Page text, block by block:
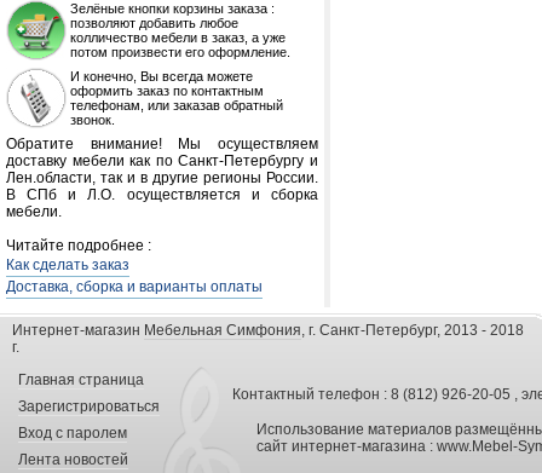
Зелёные кнопки корзины заказа :
позволяют добавить любое
колличество мебели в заказ, а уже
потом произвести его оформление.
И конечно, Вы всегда можете
оформить заказ по контактным
телефонам, или заказав обратный
звонок.
Обратите внимание! Мы осуществляем
доставку мебели как по Санкт-Петербургу и
Лен.области, так и в другие регионы России.
В СПб и Л.О. осуществляется и сборка
мебели.
Читайте подробнее :
Как сделать заказ
Доставка, сборка и варианты оплаты
Интернет-магазин Мебельная Симфония, г. Санкт-Петербург, 2013 - 2018
г.
Главная страница
Зарегистрироваться
Вход с паролем
Лента новостей
Контактный телефон : 8 (812) 926-20-05 ,
Использование материалов
сайт интернет-магазина : www.Mebel-